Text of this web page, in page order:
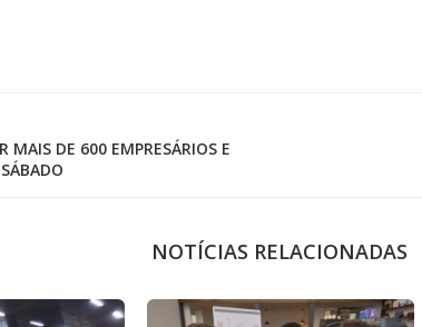
MAIS DE 600 EMPRESÁRIOS E
NOTÍCIAS RELACIONADAS